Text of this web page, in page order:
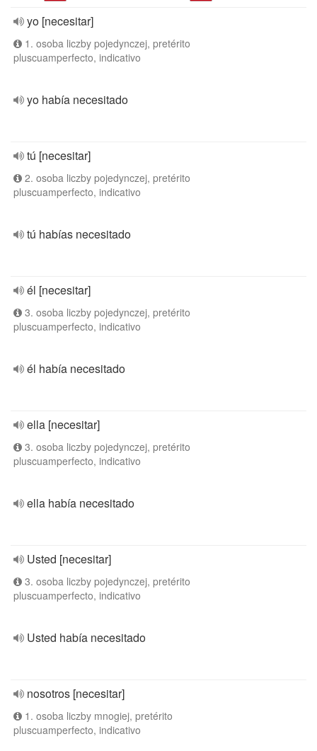
yo [necesitar]
1. osoba liczby pojedynczej, pretérito
pluscuamperfecto, indicativo
yo había necesitado
tú [necesitar]
2. osoba liczby pojedynczej, pretérito
pluscuamperfecto, indicativo
tú habías necesitado
él [necesitar]
3. osoba liczby pojedynczej, pretérito
pluscuamperfecto, indicativo
él había necesitado
ella [necesitar]
3. osoba liczby pojedynczej, pretérito
pluscuamperfecto, indicativo
ella había necesitado
Usted [necesitar]
3. osoba liczby pojedynczej, pretérito
pluscuamperfecto, indicativo
Usted había necesitado
nosotros [necesitar]
1. osoba liczby mnogiej, pretérito
pluscuamperfecto, indicativo